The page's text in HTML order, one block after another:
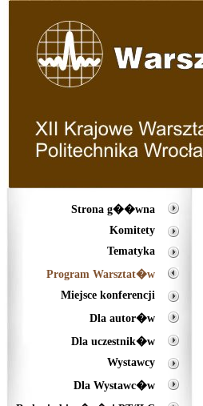
Strona g��wna
Komitety
Tematyka
Program Warsztat�w
Miejsce konferencji
Dla autor�w
Dla uczestnik�w
Wystawcy
Dla Wystawc�w